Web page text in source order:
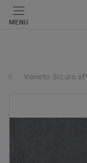
MENU
Veneto Sicuro